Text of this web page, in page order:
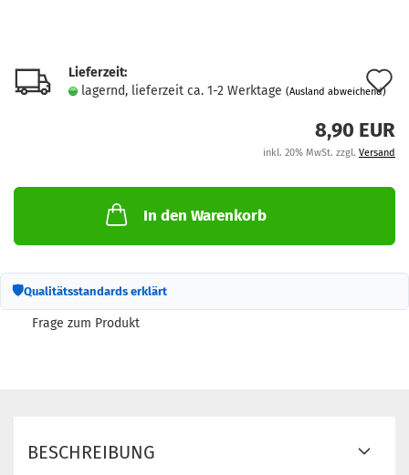
Lieferzeit:
lagernd, lieferzeit ca. 1-2 Werktage (Ausland abweichend)
8,90 EUR
inkl. 20% MwSt. zzgl. Versand
In den Warenkorb
🛡Qualitätsstandards erklärt
Frage zum Produkt
BESCHREIBUNG